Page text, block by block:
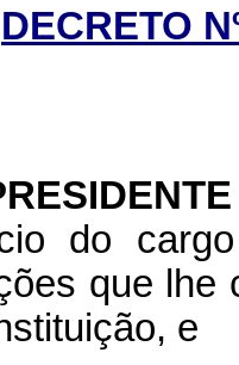
DECRETO
do
que
e